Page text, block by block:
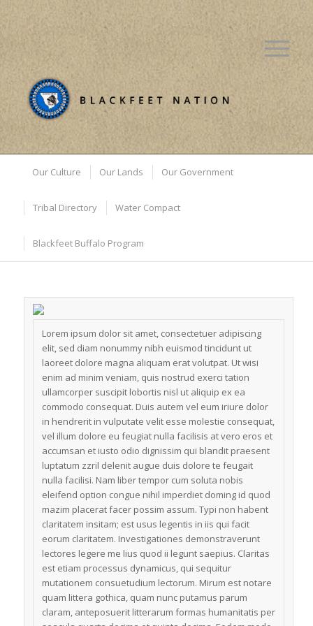
Our Culture Our Lands Our Government
Tribal Directory Water Compact
Blackfeet Buffalo Program
Lorem ipsum dolor sit amet, consectetuer adipiscing
elit, sed diam nonummy nibh euismod tincidunt ut
laoreet dolore magna aliquam erat volutpat. Ut wisi
enim ad minim veniam, quis nostrud exerci tation
ullamcorper suscipit lobortis nisl ut aliquip ex ea
commodo consequat. Duis autem vel eum iriure dolor
in hendrerit in vulputate velit esse molestie consequat,
vel illum dolore eu feugiat nulla facilisis at vero eros et
accumsan et iusto odio dignissim qui blandit praesent
luptatum zzril delenit augue duis dolore te feugait
nulla facilisi. Nam liber tempor cum soluta nobis
eleifend option congue nihil imperdiet doming id quod
mazim placerat facer possim assum. Typi non habent
claritatem insitam; est usus legentis in iis qui facit
eorum claritatem. Investigationes demonstraverunt
lectores legere me lius quod ii legunt saepius. Claritas
est etiam processus dynamicus, qui sequitur
mutationem consuetudium lectorum. Mirum est notare
quam littera gothica, quam nunc putamus parum
claram, anteposuerit litterarum formas humanitatis per